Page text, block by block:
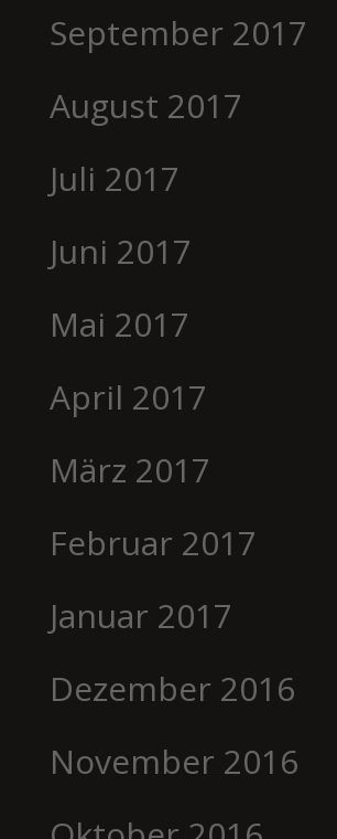
September 2017
August 2017
Juli 2017
Juni 2017
Mai 2017
April 2017
März 2017
Februar 2017
Januar 2017
Dezember 2016
November 2016